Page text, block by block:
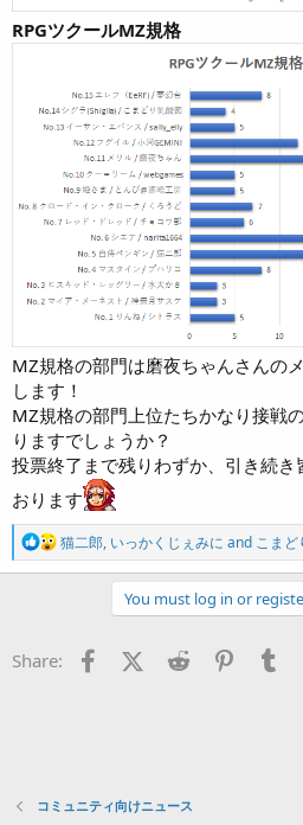
RPGツクールMZ規格
MZ規格の部門は磨夜ちゃんさんの
します！
MZ規格の部門上位たちかなり接戦
りますでしょうか？
投票終了まで残りわずか、引き続
おります
R
e
a
o
n
猫二郎, いっかくじぇみに and こまど
You must log in or
Share: FacebookX (Twitter)
Reddit
コミュニティ向けニュース